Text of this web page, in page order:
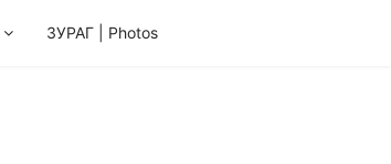
ЗУРАГ | Photos